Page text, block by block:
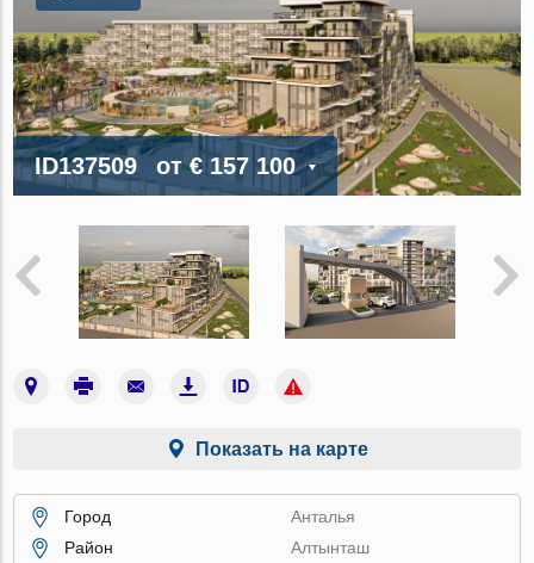
ID137509 от€ 157 100
Показать на карте
Город
Анталья
Район
Алтынташ